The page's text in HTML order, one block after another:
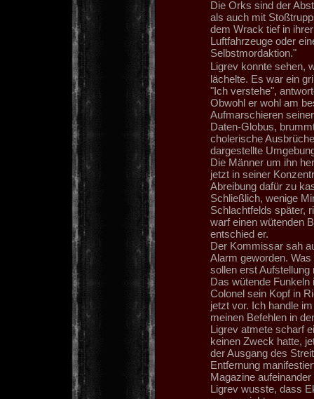
Die Orks sind der
als auch mit
dem Wrack tief in
Luftfahrzeuge oder
Selbstmordaktion."
Ligrev konnte sehen,
lächelte. Es war ein
"Ich verstehe",
Obwohl er wohl am
Aufmarschieren
Daten-Globus,
cholerische
dargestellte
Die Männer um ihn
jetzt in seiner
Abreibung dafür zu
Schließlich, wenige
Schlachtfelds später,
warf einen wütenden
entschied er.
Der Kommissar sah
Alarm geworden.
sollen erst Aufstellung
Das wütende
Colonel sein Kopf in
jetzt vor. Ich handle
meinen Befehlen in
Ligrev atmete scharf
keinen Zweck hatte,
der Ausgang des
Entfernung
Magazine
Ligrev wusste, dass